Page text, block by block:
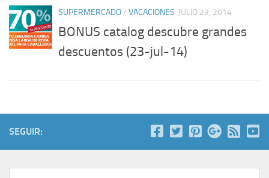
SUPERMERCADO/ VACACIONES JULIO 23, 2014
BONUS catalog descubre grandes
descuentos (23-jul-14)
SEGUIR: